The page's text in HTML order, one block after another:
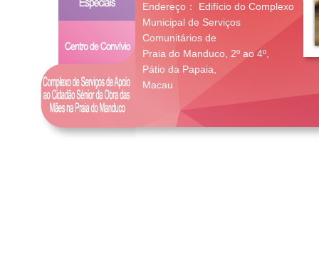
Endereço：
Edifício do Complexo
Municipal de Serviços
Comunitários de
Praia do Manduco, 2º ao 4º,
Pátio da Papaia,
Macau